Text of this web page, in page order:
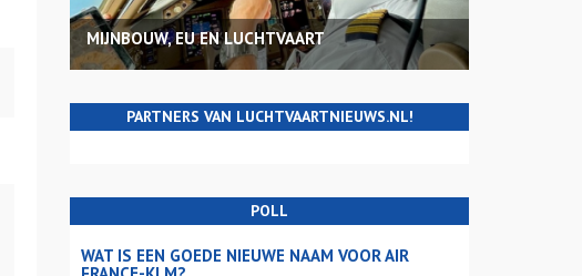
MIJNBOUW, EU EN LUCHTVAART
PARTNERS VAN LUCHTVAARTNIEUWS.NL!
POLL
WAT IS EEN GOEDE NIEUWE NAAM VOOR AIR